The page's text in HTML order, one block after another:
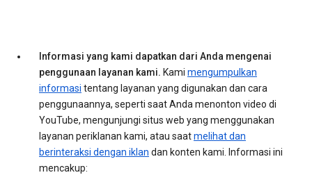
Informasi yang kami dapatkan dari Anda mengenai
penggunaan layanan kami. Kami mengumpulkan
informasi tentang layanan yang digunakan dan cara
penggunaannya, seperti saat Anda menonton video di
YouTube, mengunjungi situs web yang menggunakan
layanan periklanan kami, atau saatmelihat dan
berinteraksi dengan iklan dan konten kami. Informasi ini
mencakup: